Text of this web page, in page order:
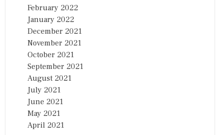
February 2022
January 2022
December 2021
November 2021
October 2021
September 2021
August 2021
July 2021
June 2021
May 2021
April 2021